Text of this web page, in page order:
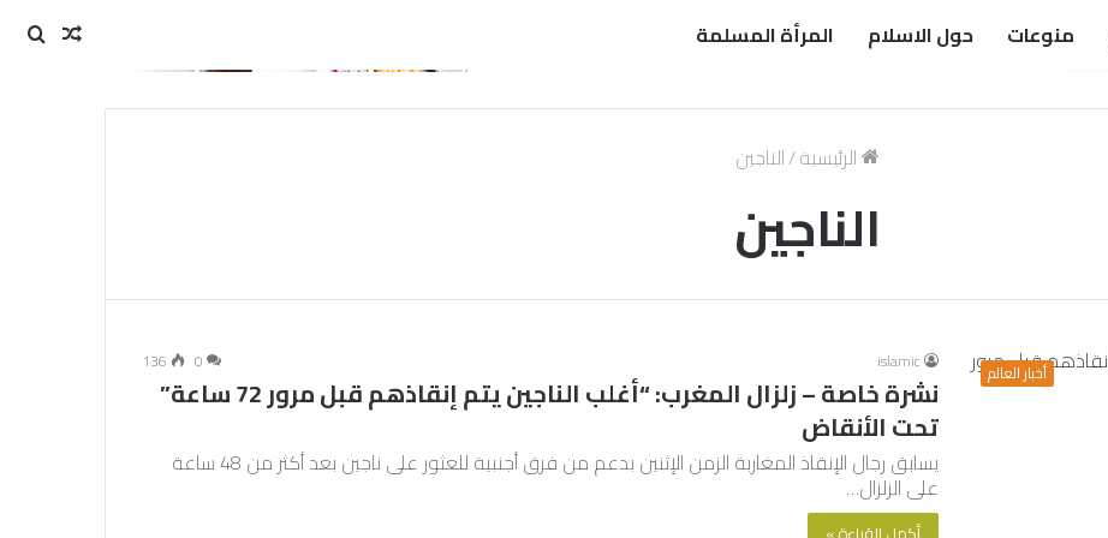
منوعات حول الاسلام المرأة المسلمة
مقال
الرئيسية/الناجين
الناجين
أخبار العالم islamic
0
136
نشرة خاصة – زلزال المغرب: “أغلب الناجين يتم إنقاذهم قبل مرور 72 ساعة”
تحت الأنقاض
يسابق رجال الإنقاذ المغاربة الزمن الإثنين بدعم من فرق أجنبية للعثور على ناجين بعد أكثر من 48 ساعة
على الزلزال…